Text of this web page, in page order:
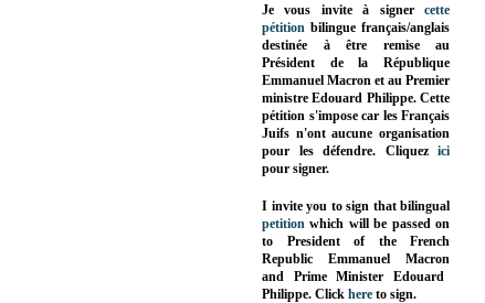
Je vous invite à signer cette
pétition bilingue français/anglais
destinée à être remise au
Président de la République
Emmanuel Macron et au Premier
ministre Edouard Philippe. Cette
pétition s'impose car les Français
Juifs n'ont aucune organisation
pour les défendre. Cliquez
ici
pour signer.
I invite you to sign that bilingual
petition which will be passed on
to President of the French
Republic Emmanuel Macron
and Prime Minister Edouard
Philippe. Click here to sign.